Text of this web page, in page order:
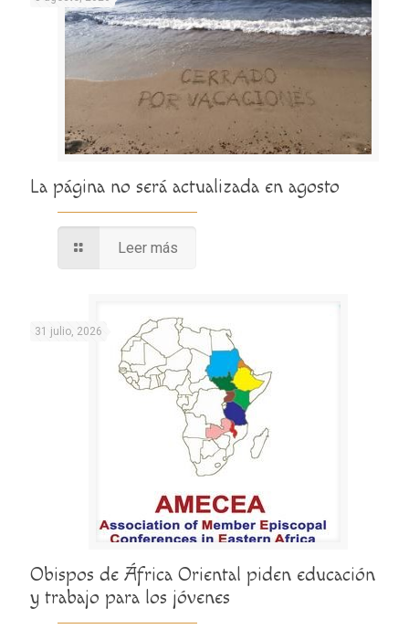
La página no será actualizada en agosto
Leer más
31 julio, 2026
Obispos de África Oriental piden educación
y trabajo para los jóvenes